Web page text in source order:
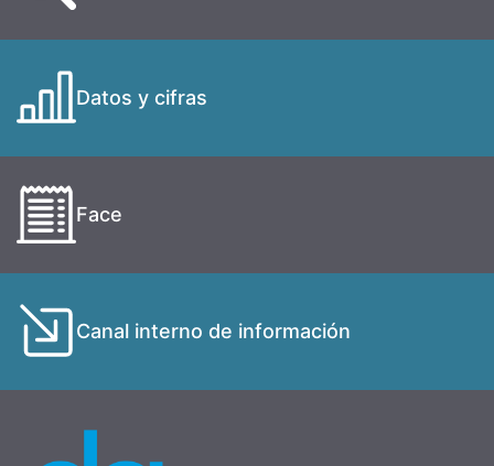
Datos y cifras
Face
Canal interno de información